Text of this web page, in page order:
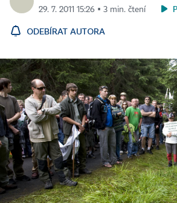
29. 7. 2011 15:26 ▪ 3 min. čtení
ODEBÍRAT AUTORA